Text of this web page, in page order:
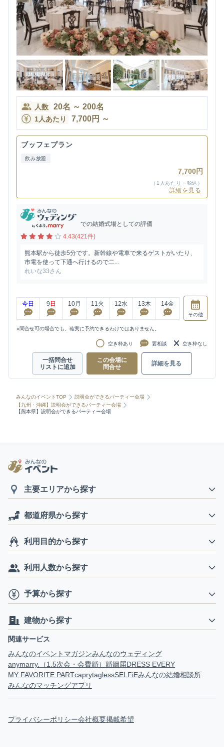
人数 20名 ～ 200名
1人あたり 7,700円 ～
ブッフェプラン
飲み放題
7,700円
（1人あたり・税込）
詳細を見る
での結婚式場としての評価
4.43(421件)
熊本駅から徒歩5分です。新幹線や電車で来るゲストがいたり、
市電を使って下通へ行けるので二...
れいな33さん
今日 9 日 10月 11火 12水 13木 14金
その他
※問合せ可の場合でも、確実に予約できるわけではありません。
空き枠あり 要相談 空き枠なし
一括問合せ
リストに追加
この会場に
問合せ
詳細を見る
みんなのイベントTOP
説明会ができるパーティー会場
【九州・沖縄】説明会ができるパーティー会場
【熊本県】説明会ができるパーティー会場
主要エリアから探す
都道府県から探す
利用目的から探す
利用人数から探す
予算から探す
建物から探す
関連サービス
みんなのイベントマガジンみんなのウェディング
anymarry.（1.5次会・会費婚） 婚姻届DRESS EVERY
MY FAVORITE PARTcaprytaglessSELFiEみんなの結婚相談所
みんなのマッチングアプリ
プライバシーポリシー会社概要掲載希望